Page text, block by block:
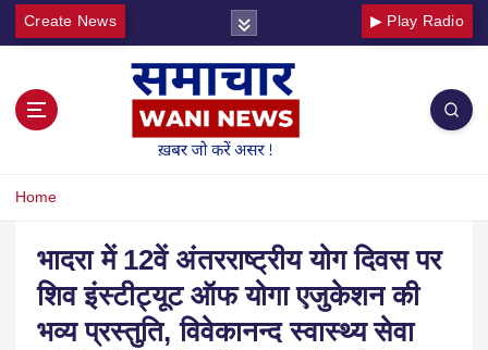
Create News ▶ Play Radio
Home
भादरा में 12वें अंतरराष्ट्रीय योग दिवस पर
शिव इंस्टीट्यूट ऑफ योगा एजुकेशन की
भव्य प्रस्तुति, विवेकानन्द स्वास्थ्य सेवा